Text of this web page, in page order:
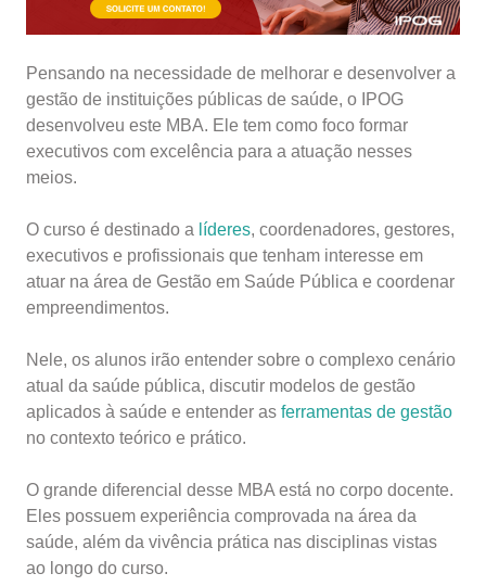
Pensando na necessidade de melhorar e desenvolver a
gestão de instituições públicas de saúde, o IPOG
desenvolveu este MBA. Ele tem como foco formar
executivos com excelência para a atuação nesses
meios.
O curso é destinado a líderes, coordenadores, gestores,
executivos e profissionais que tenham interesse em
atuar na área de Gestão em Saúde Pública e coordenar
empreendimentos.
Nele, os alunos irão entender sobre o complexo cenário
atual da saúde pública, discutir modelos de gestão
aplicados à saúde e entender as ferramentas de gestão
no contexto teórico e prático.
O grande diferencial desse MBA está no corpo docente.
Eles possuem experiência comprovada na área da
saúde, além da vivência prática nas disciplinas vistas
ao longo do curso.